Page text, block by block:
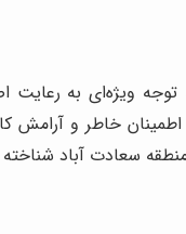
توجه ویژه‌ای به
خاطر و آرامش
منطقه سعادت آباد